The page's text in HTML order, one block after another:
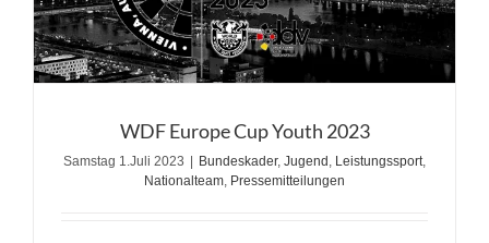
WDF Europe Cup Youth 2023
Samstag 1.Juli 2023 Bundeskader, Jugend , Leistungssport,
Nationalteam, Pressemitteilungen